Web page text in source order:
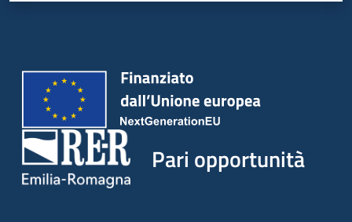
Pari opportunità